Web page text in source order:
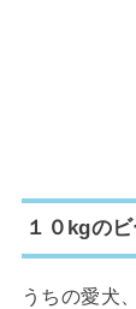
１０kgの
うちの愛犬